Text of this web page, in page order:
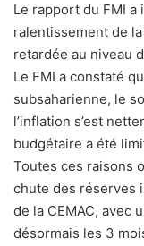
Le rapport du FMI
ralentissement de
retardée au niveau
Le FMI a constaté
subsaharienne, le
l’inflation s’est
budgétaire a été
Toutes ces raisons
chute des réserves
de la CEMAC, avec
désormais les 3